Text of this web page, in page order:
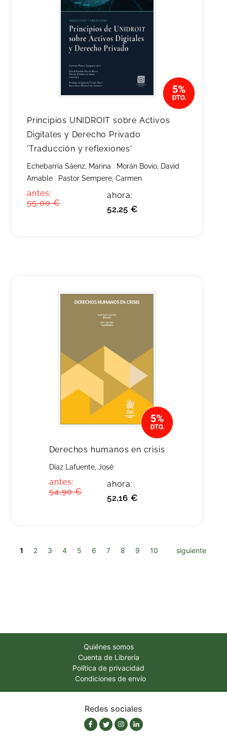
Principios UNIDROIT sobre Activos
Digitales y Derecho Privado
'Traducción y reflexiones'
Echebarría Sáenz, Marina ; Morán Bovio, David
Amable ; Pastor Sempere, Carmen
antes:
55,00 €
ahora:
52,25 €
Derechos humanos en crisis
Díaz Lafuente, José
antes:
54,90 €
ahora:
52,16 €
1 2 3 4 5 6 7 8 9 10 siguiente
Quiénes somos
Cuenta de Librería
Política de privacidad
Condiciones de envío
Redes sociales